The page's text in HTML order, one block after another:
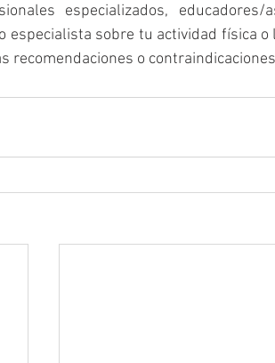
especializados,
especialista sobre tu actividad física
recomendaciones o